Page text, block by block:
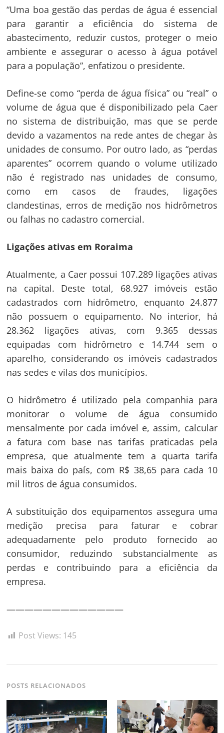
“Uma boa gestão das perdas de água é essencial
para garantir a eficiência do sistema de
abastecimento, reduzir custos, proteger o meio
ambiente e assegurar o acesso à água potável
para a população”, enfatizou o presidente.
Define-se como “perda de água física” ou “real” o
volume de água que é disponibilizado pela Caer
no sistema de distribuição, mas que se perde
devido a vazamentos na rede antes de chegar às
unidades de consumo. Por outro lado, as “perdas
aparentes” ocorrem quando o volume utilizado
não é registrado nas unidades de consumo,
como em casos de fraudes, ligações
clandestinas, erros de medição nos hidrômetros
ou falhas no cadastro comercial.
Ligações ativas em Roraima
Atualmente, a Caer possui 107.289 ligações ativas
na capital. Deste total, 68.927 imóveis estão
cadastrados com hidrômetro, enquanto 24.877
não possuem o equipamento. No interior, há
28.362 ligações ativas, com 9.365 dessas
equipadas com hidrômetro e 14.744 sem o
aparelho, considerando os imóveis cadastrados
nas sedes e vilas dos municípios.
O hidrômetro é utilizado pela companhia para
monitorar o volume de água consumido
mensalmente por cada imóvel e, assim, calcular
a fatura com base nas tarifas praticadas pela
empresa, que atualmente tem a quarta tarifa
mais baixa do país, com R$ 38,65 para cada 10
mil litros de água consumidos.
A substituição dos equipamentos assegura uma
medição precisa para faturar e cobrar
adequadamente pelo produto fornecido ao
consumidor, reduzindo substancialmente as
perdas e contribuindo para a eficiência da
empresa.
—————————————
Post Views: 145
POSTS RELACIONADOS
Navegação
de
Post